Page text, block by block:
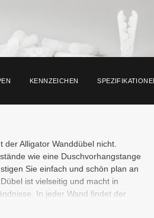
KENNZEICHEN
Alligator Wanddübel nicht.
wie eine Duschvorhangstange
Sie einfach und schön plan an
ist vielseitig und macht in
In jeder Wand findet der